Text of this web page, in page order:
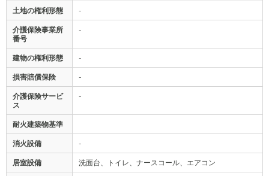
土地の権利形態 -
介護保険事業所
番号
-
建物の権利形態 -
損害賠償保険 -
介護保険サービ
ス
-
耐火建築物基準
消火設備 -
居室設備 洗面台、トイレ、ナースコール、エアコン